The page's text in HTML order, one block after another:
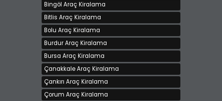
AKEM Rent A Car' dan Kiralik Dizel Chevrolet Aveo
ve Araçlar !!
Kiralama bedeli 1440 TL
İstanbul - Avrupa, Beylikdüzü
Bingöl Araç Kiralama
Bitlis Araç Kiralama
Bolu Araç Kiralama
Burdur Araç Kiralama
Bursa Araç Kiralama
Çanakkale Araç Kiralama
Çankırı Araç Kiralama
Çorum Araç Kiralama